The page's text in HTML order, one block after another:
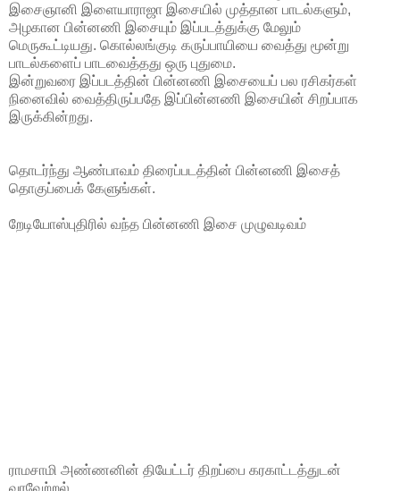
இசைஞானி இளையாராஜா இசையில் முத்தான பாடல்களும்,
அழகான பின்னணி இசையும் இப்படத்துக்கு மேலும்
மெருகூட்டியது. கொல்லங்குடி கருப்பாயியை வைத்து மூன்று
பாடல்களைப் பாடவைத்தது ஒரு புதுமை.
இன்றுவரை இப்படத்தின் பின்னணி இசையைப் பல ரசிகர்கள்
நினைவில் வைத்திருப்பதே இப்பின்னணி இசையின் சிறப்பாக
இருக்கின்றது.
தொடர்ந்து ஆண்பாவம் திரைப்படத்தின் பின்னணி இசைத்
தொகுப்பைக் கேளுங்கள்.
றேடியோஸ்புதிரில் வந்த பின்னணி இசை முழுவடிவம்
ராமசாமி அண்ணனின் தியேட்டர் திறப்பை கரகாட்டத்துடன்
வரவேற்றல்